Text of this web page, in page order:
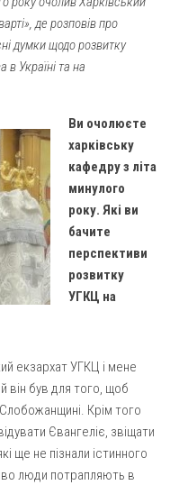
(с. Вільча)
Лозова)
м. Берестин
(м. Полтава)
Полтава)
(с. Дашківка)
Кобеляки)
де розповів про
думки щодо розвитку
в Україні та на
Ви очолюєте
харківську
кафедру з літа
минулого
року. Які ви
бачите
перспективи
розвитку
УГКЦ на
екзархат УГКЦ і мене
він був для того, щоб
Крім того
Євангеліє, звіщати
ще не пізнали істинного
люди потрапляють в